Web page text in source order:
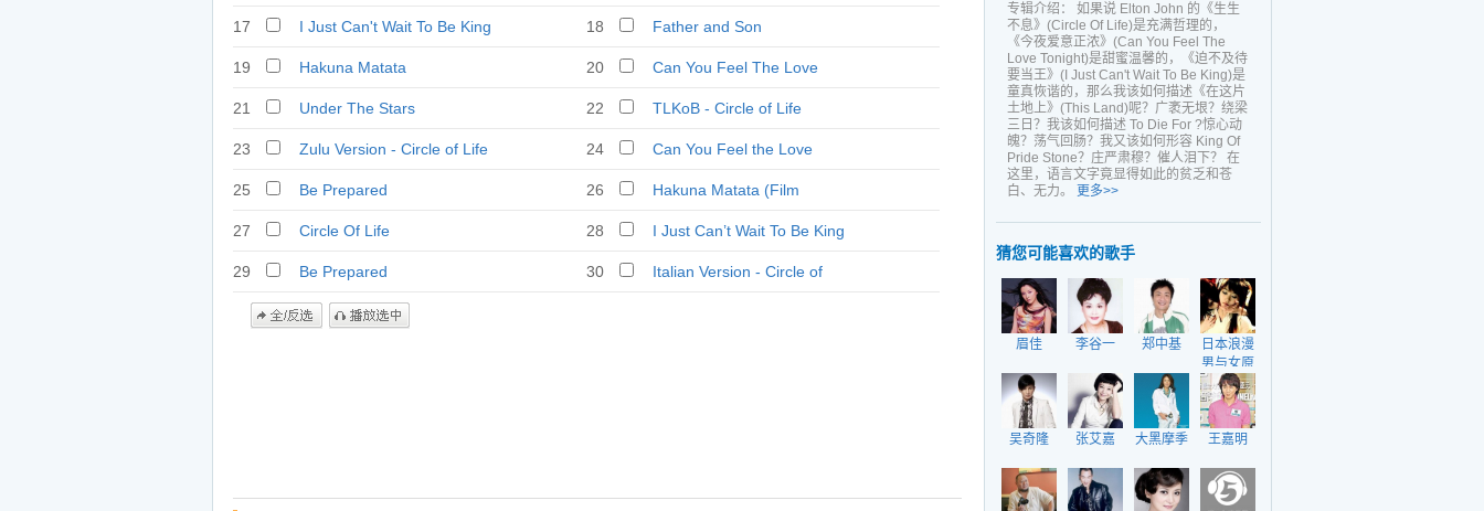
17 I Just Can't Wait To Be King 18 Father and Son
19 Hakuna Matata 20
Can You Feel The Love
21
Under The Stars 22 TLKoB - Circle of Life
23 Zulu Version - Circle of Life 24
Can You Feel the Love
25
Be Prepared 26
Hakuna Matata (Film
27
Circle Of Life 28
I Just Can’t Wait To Be King
29
Be Prepared 30
Italian Version - Circle of
专辑介绍： 如果说 Elton John 的《生生
不息》(Circle Of Life)是充满哲理的，
《今夜爱意正浓》(Can You Feel The
Love Tonight)是甜蜜温馨的，《迫不及待
要当王》(I Just Can't Wait To Be King)是
童真恢谐的，那么我该如何描述《在这片
土地上》(This Land)呢？广袤无垠？绕梁
三日？我该如何描述 To Die For ?惊心动
魄？荡气回肠？我又该如何形容 King Of
Pride Stone？庄严肃穆？催人泪下？ 在
这里，语言文字竟显得如此的贫乏和苍
白、无力。 更多>>
猜您可能喜欢的歌手
眉佳 李谷一 郑中基
日本浪漫
男与女原
创作精选
吴奇隆 张艾嘉 大黑摩季 王嘉明